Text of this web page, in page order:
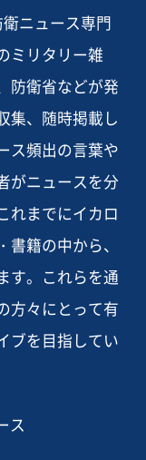
ニュース専門
ミリタリー雑
防衛省などが発
集、随時掲載し
ス頻出の言葉や
がニュースを分
れまでにイカロ
籍の中から、
す。これらを通
方々にとって有
ブを目指してい
ス